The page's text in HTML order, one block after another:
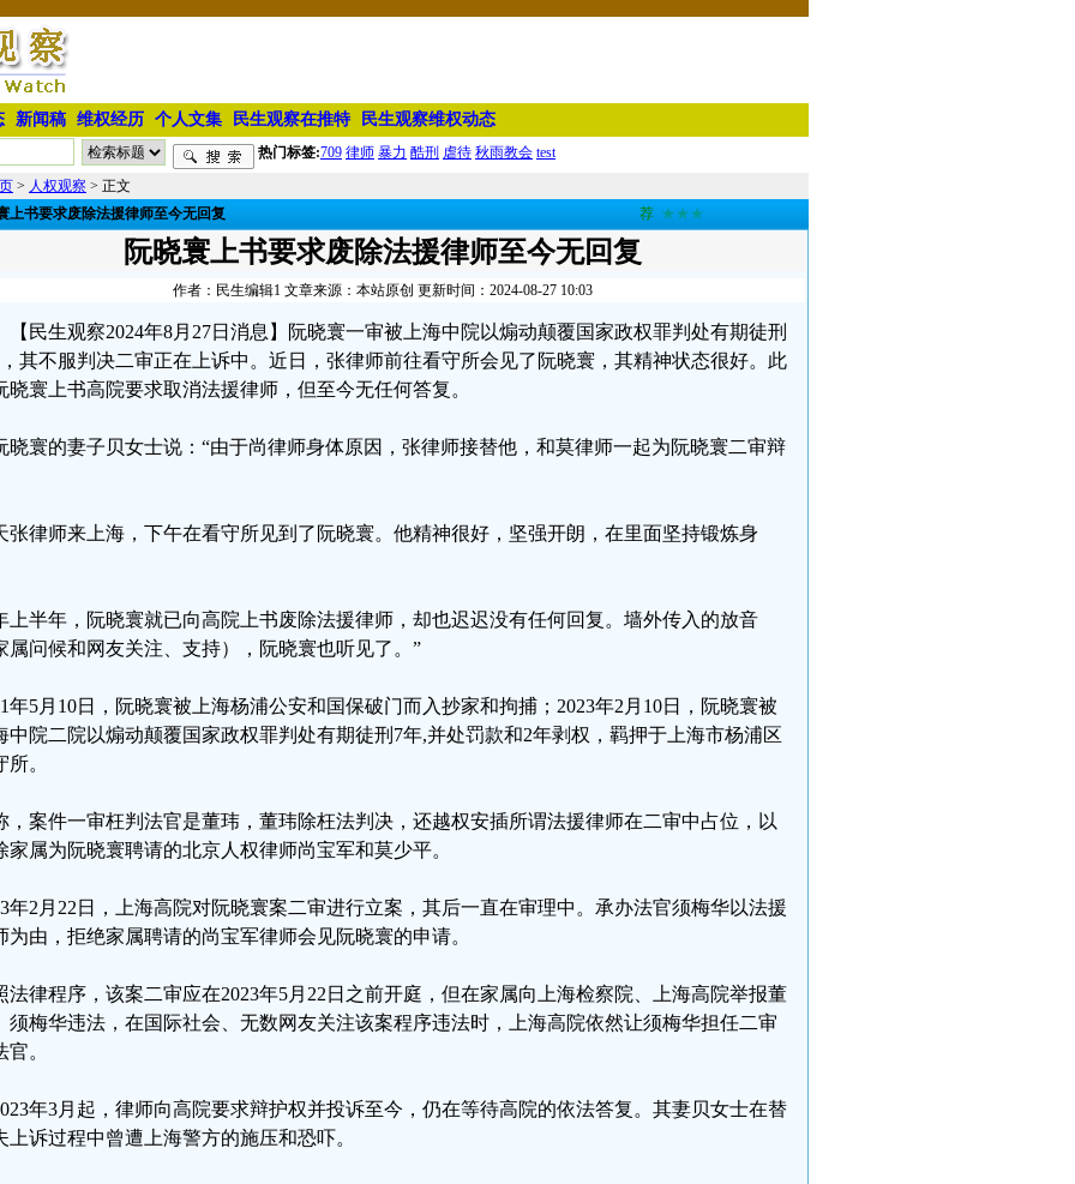
新闻稿 维权经历 个人文集 民生观察在推特 民生观察维权动态
热门标签:709 律师 暴力 酷刑 虐待 秋雨教会 test
> 人权观察 > 正文
上书要求废除法援律师至今无回复
荐 ★★★
阮晓寰上书要求废除法援律师至今无回复
作者：民生编辑1 文章来源：本站原创 更新时间：2024-08-27 10:03
【民生观察2024年8月27日消息】阮晓寰一审被上海中院以煽动颠覆国家政权罪判处有期徒刑
其不服判决二审正在上诉中。近日，张律师前往看守所会见了阮晓寰，其精神状态很好。此
晓寰上书高院要求取消法援律师，但至今无任何答复。
晓寰的妻子贝女士说：“由于尚律师身体原因，张律师接替他，和莫律师一起为阮晓寰二审辩
张律师来上海，下午在看守所见到了阮晓寰。他精神很好，坚强开朗，在里面坚持锻炼身
上半年，阮晓寰就已向高院上书废除法援律师，却也迟迟没有任何回复。墙外传入的放音
属问候和网友关注、支持），阮晓寰也听见了。”
年5月10日，阮晓寰被上海杨浦公安和国保破门而入抄家和拘捕；2023年2月10日，阮晓寰被
中院二院以煽动颠覆国家政权罪判处有期徒刑7年,并处罚款和2年剥权，羁押于上海市杨浦区
所。
，案件一审枉判法官是董玮，董玮除枉法判决，还越权安插所谓法援律师在二审中占位，以
家属为阮晓寰聘请的北京人权律师尚宝军和莫少平。
年2月22日，上海高院对阮晓寰案二审进行立案，其后一直在审理中。承办法官须梅华以法援
为由，拒绝家属聘请的尚宝军律师会见阮晓寰的申请。
法律程序，该案二审应在2023年5月22日之前开庭，但在家属向上海检察院、上海高院举报董
须梅华违法，在国际社会、无数网友关注该案程序违法时，上海高院依然让须梅华担任二审
官。
年3月起，律师向高院要求辩护权并投诉至今，仍在等待高院的依法答复。其妻贝女士在替
上诉过程中曾遭上海警方的施压和恐吓。